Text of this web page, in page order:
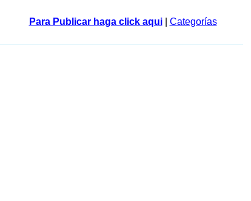
Para Publicar haga click aqui| Categorías